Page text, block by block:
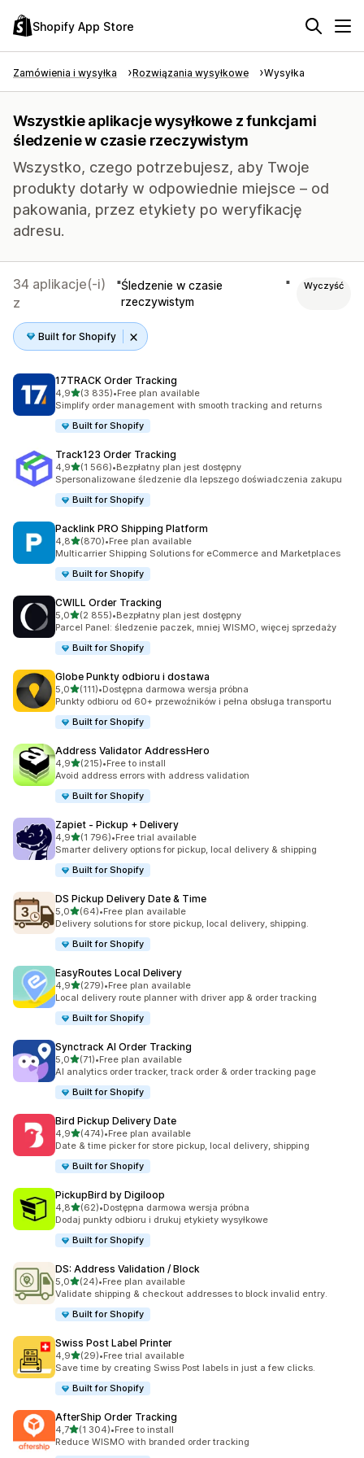
Shopify App Store
Zamówienia i wysyłka Rozwiązania wysyłkowe Wysyłka
Wszystkie aplikacje wysyłkowe z funkcjami
śledzenie w czasie rzeczywistym
Wszystko, czego potrzebujesz, aby Twoje
produkty dotarły w odpowiednie miejsce – od
pakowania, przez etykiety po weryfikację
adresu.
34 aplikacje(-i)
z
Śledzenie w czasie
rzeczywistym
Wyczyść
Built for Shopify
17TRACK Order Tracking
4,9na 5 gwiazdek
(3 835)
Łączna liczba recenzji: 3835
•Free plan available
Simplify order management with smooth tracking and returns
Built for Shopify
Track123 Order Tracking
4,9na 5 gwiazdek
(1 566)
Łączna liczba recenzji: 1566
•Bezpłatny plan jest dostępny
Spersonalizowane śledzenie dla lepszego doświadczenia zakupu
Built for Shopify
Packlink PRO Shipping Platform
4,8na 5 gwiazdek
(870)
Łączna liczba recenzji: 870
•Free plan available
Multicarrier Shipping Solutions for eCommerce and Marketplaces
Built for Shopify
CWILL Order Tracking
5,0na 5 gwiazdek
(2 855)
Łączna liczba recenzji: 2855
•Bezpłatny plan jest dostępny
Parcel Panel: śledzenie paczek, mniej WISMO, więcej sprzedaży
Built for Shopify
Globe Punkty odbioru i dostawa
5,0na 5 gwiazdek
(111)
Łączna liczba recenzji: 111
•Dostępna darmowa wersja próbna
Punkty odbioru od 60+ przewoźników i pełna obsługa transportu
Built for Shopify
Address Validator AddressHero
4,9na 5 gwiazdek
(215)
Łączna liczba recenzji: 215
•Free to install
Avoid address errors with address validation
Built for Shopify
Zapiet ‑ Pickup + Delivery
4,9na 5 gwiazdek
(1 796)
Łączna liczba recenzji: 1796
•Free trial available
Smarter delivery options for pickup, local delivery & shipping
Built for Shopify
DS Pickup Delivery Date & Time
5,0na 5 gwiazdek
(64)
Łączna liczba recenzji: 64
•Free plan available
Delivery solutions for store pickup, local delivery, shipping.
Built for Shopify
EasyRoutes Local Delivery
4,9na 5 gwiazdek
(279)
Łączna liczba recenzji: 279
•Free plan available
Local delivery route planner with driver app & order tracking
Built for Shopify
Synctrack AI Order Tracking
5,0na 5 gwiazdek
(71)
Łączna liczba recenzji: 71
•Free plan available
AI analytics order tracker, track order & order tracking page
Built for Shopify
Bird Pickup Delivery Date
4,9na 5 gwiazdek
(474)
Łączna liczba recenzji: 474
•Free plan available
Date & time picker for store pickup, local delivery, shipping
Built for Shopify
PickupBird by Digiloop
4,8na 5 gwiazdek
(62)
Łączna liczba recenzji: 62
•Dostępna darmowa wersja próbna
Dodaj punkty odbioru i drukuj etykiety wysyłkowe
Built for Shopify
DS: Address Validation / Block
5,0na 5 gwiazdek
(24)
Łączna liczba recenzji: 24
•Free plan available
Validate shipping & checkout addresses to block invalid entry.
Built for Shopify
Swiss Post Label Printer
4,9na 5 gwiazdek
(29)
Łączna liczba recenzji: 29
•Free trial available
Save time by creating Swiss Post labels in just a few clicks.
Built for Shopify
AfterShip Order Tracking
4,7na 5 gwiazdek
(1 304)
Łączna liczba recenzji: 1304
•Free to install
Reduce WISMO with branded order tracking